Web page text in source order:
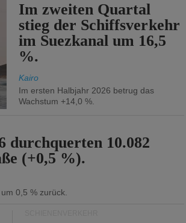
Im zweiten Quartal
stieg der Schiffsverkehr
im Suezkanal um 16,5
%.
Kairo
Im ersten Halbjahr 2026 betrug das
Wachstum +14,0 %.
durchquerten 10.082
(+0,5 %).
0,5 % zurück.